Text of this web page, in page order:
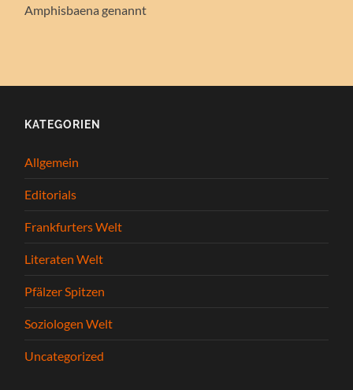
Amphisbaena genannt
KATEGORIEN
Allgemein
Editorials
Frankfurters Welt
Literaten Welt
Pfälzer Spitzen
Soziologen Welt
Uncategorized